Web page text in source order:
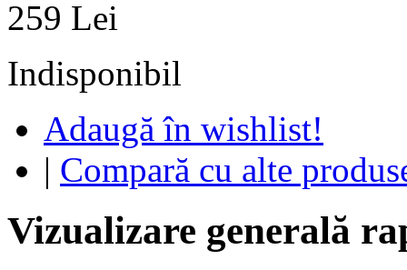
259 Lei
Indisponibil
Adaugă în wishlist!
| Compară cu alte
Vizualizare generală